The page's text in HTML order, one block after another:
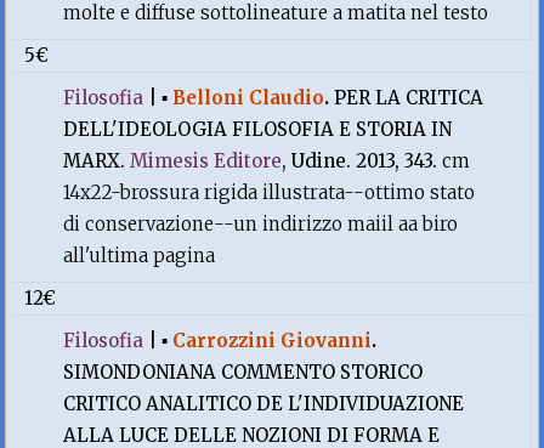
molte e diffuse sottolineature a matita nel testo
5€
Filosofia |▪ Belloni Claudio.PER LA CRITICA
DELL'IDEOLOGIA FILOSOFIA E STORIA IN
MARX.Mimesis Editore, Udine. 2013, 343.cm
14x22-brossura rigida illustrata--ottimo stato
di conservazione--un indirizzo maiil aa biro
all'ultima pagina
12€
Filosofia |▪ Carrozzini Giovanni.
SIMONDONIANA COMMENTO STORICO
CRITICO ANALITICO DE L'INDIVIDUAZIONE
ALLA LUCE DELLE NOZIONI DI FORMA E